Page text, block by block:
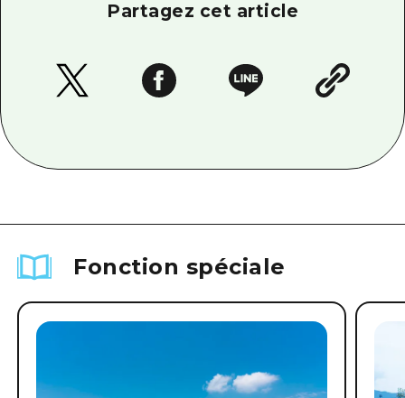
Partagez cet article
Fonction spéciale